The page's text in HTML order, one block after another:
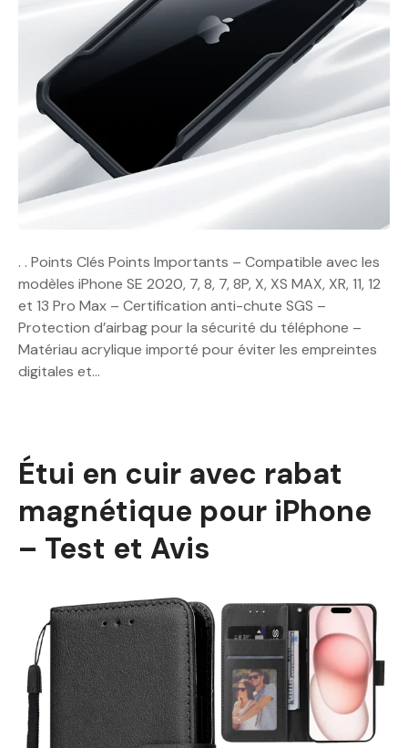
. . Points Clés Points Importants – Compatible avec les
modèles iPhone SE 2020, 7, 8, 7, 8P, X, XS MAX, XR, 11, 12
et 13 Pro Max – Certification anti-chute SGS –
Protection d’airbag pour la sécurité du téléphone –
Matériau acrylique importé pour éviter les empreintes
digitales et…
Étui en cuir avec rabat
magnétique pour iPhone
– Test et Avis